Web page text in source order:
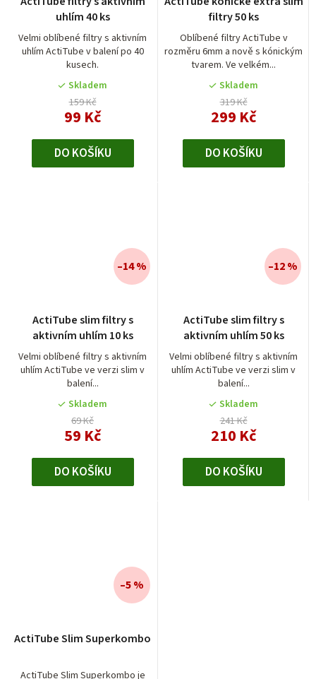
uhlím 40 ks
Velmi oblíbené filtry s aktivním
uhlím ActiTube v balení po 40
kusech.
hodnocení
produktu
je
4,0
z
5
hvězdiček.
Skladem
159 Kč
99 Kč
DO KOŠÍKU
filtry 50 ks
Oblíbené filtry ActiTube v
rozměru 6mm a nově s kónickým
tvarem. Ve velkém...
Skladem
319 Kč
299 Kč
DO KOŠÍKU
ActiTube slim filtry s
aktivním uhlím 10 ks
Velmi oblíbené filtry s aktivním
uhlím ActiTube ve verzi slim v
balení...
Skladem
69 Kč
59 Kč
–14 %
DO KOŠÍKU
ActiTube slim filtry s
aktivním uhlím 50 ks
Velmi oblíbené filtry s aktivním
uhlím ActiTube ve verzi slim v
balení...
Skladem
241 Kč
210 Kč
–12 %
DO KOŠÍKU
ActiTube Slim Superkombo
ActiTube Slim Superkombo je
–5 %